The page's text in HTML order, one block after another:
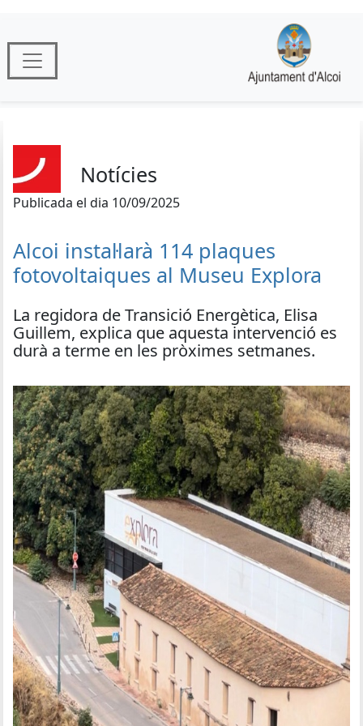
Notícies
Publicada el dia 10/09/2025
Alcoi instal·larà 114 plaques
fotovoltaiques al Museu Explora
La regidora de Transició Energètica, Elisa
Guillem, explica que aquesta intervenció es
durà a terme en les pròximes setmanes.